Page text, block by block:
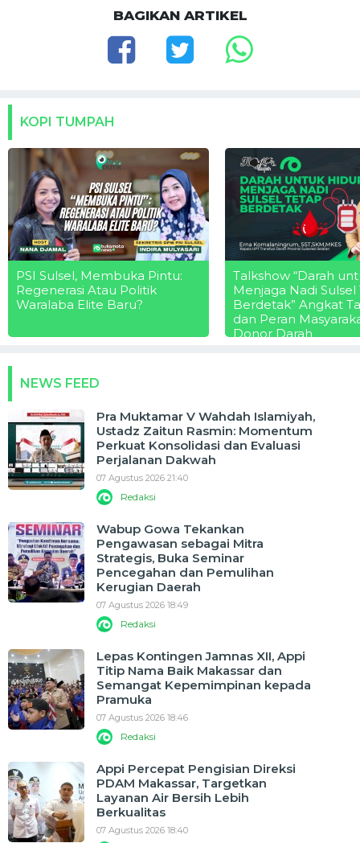
BAGIKAN ARTIKEL
KOPI TUMPAH
PSI Sulsel, Membuka Pintu:
Regenerasi Atau Politik
Waralaba Elite Baru?
Talkshow “Darah
Menjaga Nadi Sulsel
Berdetak” Angkat
dan Peran
Donor Darah
NEWS FEED
Pra Muktamar V Wahdah Islamiyah,
Ustadz Zaitun Rasmin: Momentum
Perkuat Konsolidasi dan Evaluasi
Perjalanan Dakwah
07 Agustus 2026 21:40
Redaksi
Wabup Gowa Tekankan
Pengawasan sebagai Mitra
Strategis, Buka Seminar
Pencegahan dan Pemulihan
Kerugian Daerah
07 Agustus 2026 18:49
Redaksi
Lepas Kontingen Jamnas XII, Appi
Titip Nama Baik Makassar dan
Semangat Kepemimpinan kepada
Pramuka
07 Agustus 2026 18:46
Redaksi
Appi Percepat Pengisian Direksi
PDAM Makassar, Targetkan
Layanan Air Bersih Lebih
Berkualitas
07 Agustus 2026 18:40